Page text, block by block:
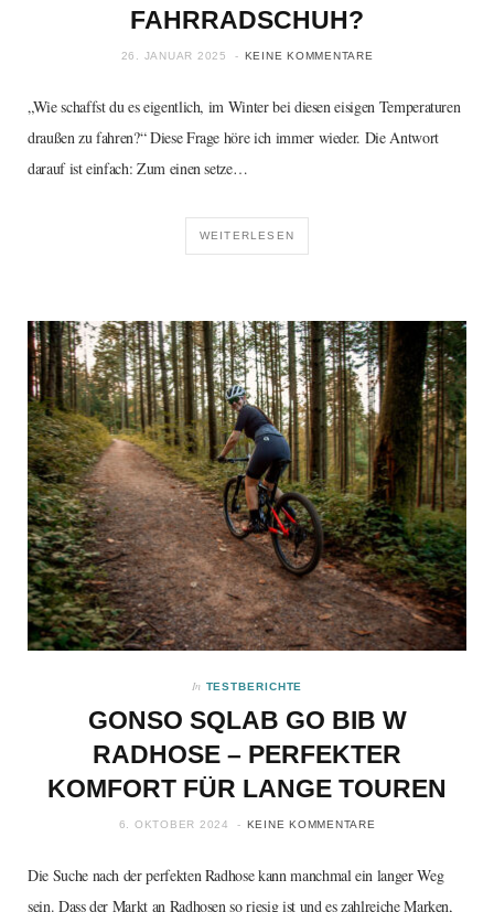
FAHRRADSCHUH?
26. JANUAR 2025 KEINE KOMMENTARE
„Wie schaffst du es eigentlich, im Winter bei diesen eisigen Temperaturen
draußen zu fahren?“ Diese Frage höre ich immer wieder. Die Antwort
darauf ist einfach: Zum einen setze…
WEITERLESEN
In TESTBERICHTE
GONSO SQLAB GO BIB W
RADHOSE – PERFEKTER
KOMFORT FÜR LANGE TOUREN
6. OKTOBER 2024 KEINE KOMMENTARE
Die Suche nach der perfekten Radhose kann manchmal ein langer Weg
sein. Dass der Markt an Radhosen so riesig ist und es zahlreiche Marken,